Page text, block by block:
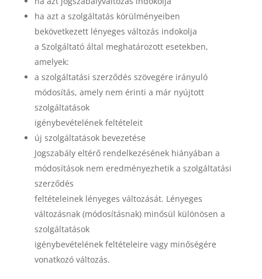
ha azt a szolgáltatás körülményeiben
bekövetkezett lényeges változás indokolja
a Szolgáltató által meghatározott esetekben,
amelyek:
a szolgáltatási szerződés szövegére irányuló
módosítás, amely nem érinti a már nyújtott
szolgáltatások
igénybevételének feltételeit
új szolgáltatások bevezetése
Jogszabály eltérő rendelkezésének hiányában a
módosítások nem eredményezhetik a szolgáltatási
szerződés
feltételeinek lényeges változását. Lényeges
változásnak (módosításnak) minősül különösen a
szolgáltatások
igénybevételének feltételeire vagy minőségére
vonatkozó változás.